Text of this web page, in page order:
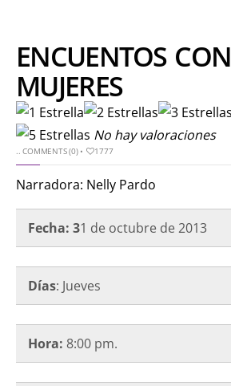
ENCUENTOS CON
MUJERES
No hay valoraciones
..COMMENTS (0)• 1777
Narradora: Nelly Pardo
Fecha: 31 de octubre de 2013
Días: Jueves
Hora: 8:00 pm.